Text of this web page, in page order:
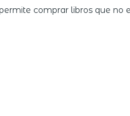
comprar libros que no